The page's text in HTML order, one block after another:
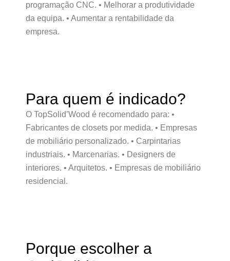
programação CNC. • Melhorar a produtividade
da equipa. • Aumentar a rentabilidade da
empresa.
Para quem é indicado?
O TopSolid’Wood é recomendado para: •
Fabricantes de closets por medida. • Empresas
de mobiliário personalizado. • Carpintarias
industriais. • Marcenarias. • Designers de
interiores. • Arquitetos. • Empresas de mobiliário
residencial.
Porque escolher a